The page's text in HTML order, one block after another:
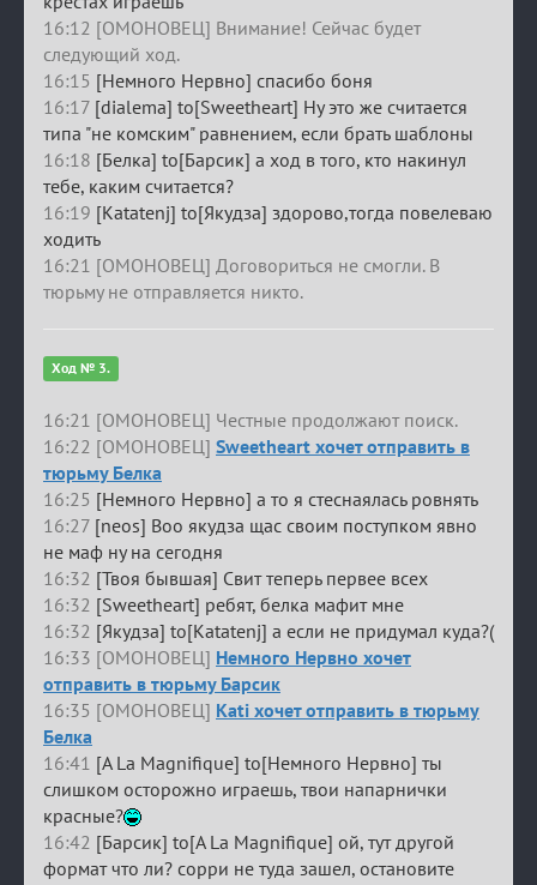
16:12 [ОМОНОВЕЦ] Внимание! Сейчас будет
следующий ход.
16:15 [Немного Нервно] спасибо боня
16:17 [dialema] to[Sweetheart] Ну это же считается
типа "не комским" равнением, если брать шаблоны
16:18 [Белка] to[Барсик] а ход в того, кто накинул
тебе, каким считается?
16:19 [Katatenj] to[Якудза] здорово,тогда повелеваю
ходить
16:21 [ОМОНОВЕЦ] Договориться не смогли. В
тюрьму не отправляется никто.
Ход № 3.
16:21 [ОМОНОВЕЦ] Честные продолжают поиск.
16:22 [ОМОНОВЕЦ] Sweetheart хочет отправить в
тюрьму Белка
16:25 [Немного Нервно] а то я стеснаялась ровнять
16:27 [neos] Воо якудза щас своим поступком явно
не маф ну на сегодня
16:32 [Твоя бывшая] Свит теперь первее всех
16:32 [Sweetheart] ребят, белка мафит мне
16:32 [Якудза] to[Katatenj] а если не придумал куда?(
16:33 [ОМОНОВЕЦ] Немного Нервно хочет
отправить в тюрьму Барсик
16:35 [ОМОНОВЕЦ] Kati хочет отправить в тюрьму
Белка
16:41 [A La Magnifique] to[Немного Нервно] ты
слишком осторожно играешь, твои напарнички
красные?
16:42 [Барсик] to[A La Magnifique] ой, тут другой
формат что ли? сорри не туда зашел, остановите